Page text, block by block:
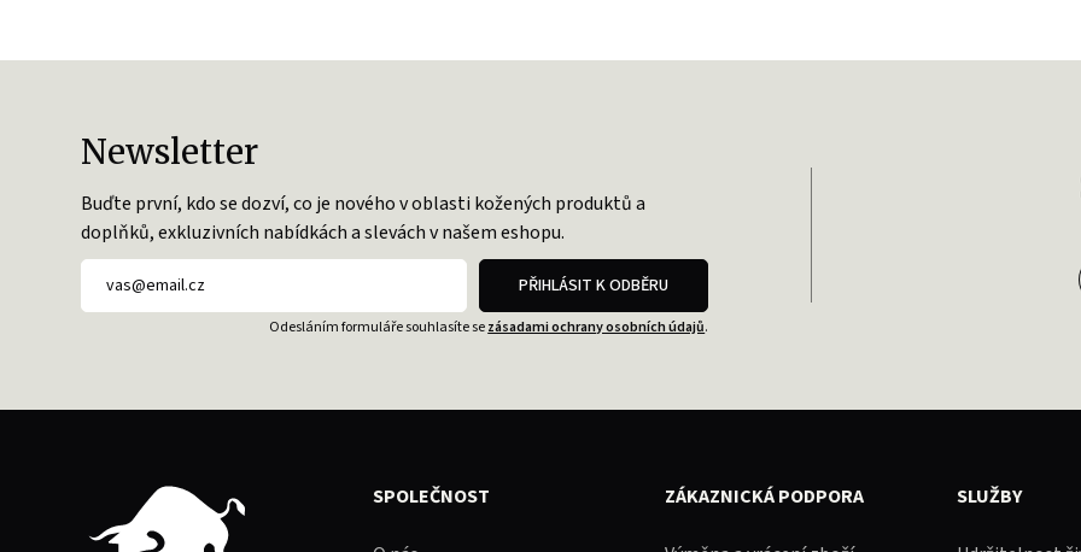
Newsletter
Buďte první, kdo se dozví, co je nového v oblasti kožených produktů a
doplňků, exkluzivních nabídkách a slevách v našem eshopu.
PŘIHLÁSIT K ODBĚRU
Odesláním formuláře souhlasíte sezásadami ochrany osobních údajů.
SPOLEČNOST ZÁKAZNICKÁ PODPORA SLUŽBY